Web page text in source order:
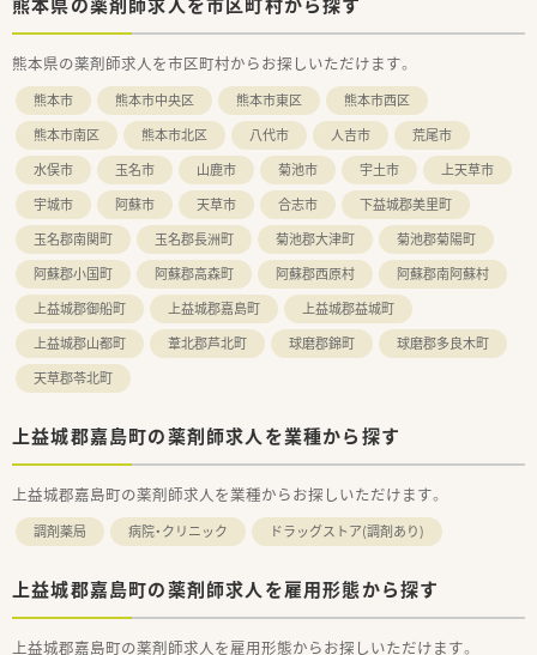
熊本県の薬剤師求人を市区町村からお探しいただけます。
熊本市 熊本市中央区 熊本市東区
熊本市西区
熊本市南区
熊本市北区 八代市 人吉市
荒尾市
水俣市
玉名市 山鹿市 菊池市 宇土市
上天草市
宇城市
阿蘇市 天草市 合志市
下益城郡美里町
玉名郡南関町
玉名郡長洲町 菊池郡大津町
菊池郡菊陽町
阿蘇郡小国町
阿蘇郡高森町 阿蘇郡西原村
阿蘇郡南阿蘇村
上益城郡御船町
上益城郡嘉島町
上益城郡益城町
上益城郡山都町
葦北郡芦北町 球磨郡錦町
球磨郡多良木町
天草郡苓北町
上益城郡嘉島町の薬剤師求人を業種から探す
上益城郡嘉島町の薬剤師求人を業種からお探しいただけます。
調剤薬局 病院・クリニック ドラッグストア(調剤あり)
上益城郡嘉島町の薬剤師求人を雇用形態から探す
上益城郡嘉島町の薬剤師求人を雇用形態からお探しいただけます。